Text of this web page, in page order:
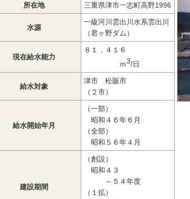
所在地 三重県津市一志町高野1996
水源
一級河川雲出川水系雲出川
（君ヶ野ダム）
現在給水能力
８１，４１６
ｍ3/日
給水対象
津市 松阪市
（２市）
給水開始年月
（一部）
昭和４６年６月
（全部）
昭和５６年４月
建設期間
（創設）
昭和４３
～５４年度
（１拡）